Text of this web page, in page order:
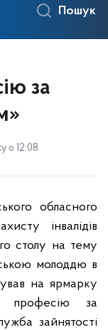
Пошук
за
о 12:08
обласного
інвалідів
столу на тему
молоддю в
на ярмарку
професію за
зайнятості